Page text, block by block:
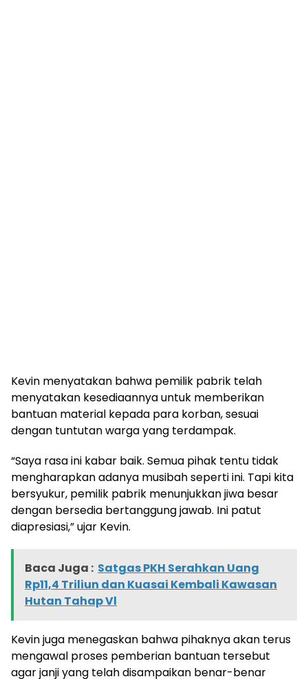
Kevin menyatakan bahwa pemilik pabrik telah
menyatakan kesediaannya untuk memberikan
bantuan material kepada para korban, sesuai
dengan tuntutan warga yang terdampak.
“Saya rasa ini kabar baik. Semua pihak tentu tidak
mengharapkan adanya musibah seperti ini. Tapi kita
bersyukur, pemilik pabrik menunjukkan jiwa besar
dengan bersedia bertanggung jawab. Ini patut
diapresiasi,” ujar Kevin.
Baca Juga : Satgas PKH Serahkan Uang
Rp11,4 Triliun dan Kuasai Kembali Kawasan
Hutan Tahap Vl
Kevin juga menegaskan bahwa pihaknya akan terus
mengawal proses pemberian bantuan tersebut
agar janji yang telah disampaikan benar-benar